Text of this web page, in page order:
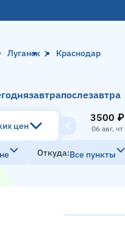
Луганск Краснодар
завтрапослезавтра
цен
3500 ₽
06 авг, чт
Откуда Все пункты